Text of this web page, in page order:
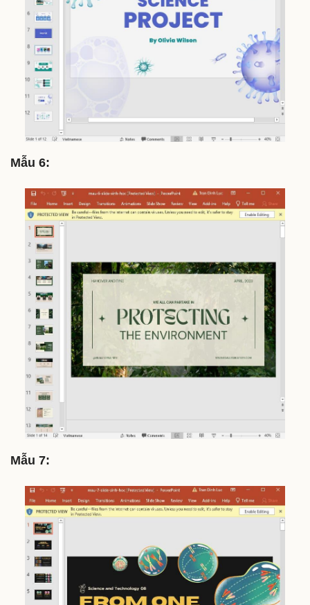
Mẫu 6:
Mẫu 7: